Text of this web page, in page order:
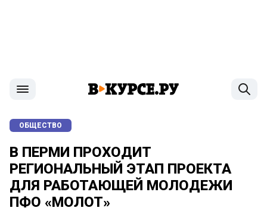
ОБЩЕСТВО
В ПЕРМИ ПРОХОДИТ
РЕГИОНАЛЬНЫЙ ЭТАП ПРОЕКТА
ДЛЯ РАБОТАЮЩЕЙ МОЛОДЕЖИ
ПФО «МОЛОТ»